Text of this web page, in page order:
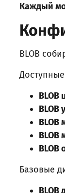
Каждый
BLOB
BLOB
BLOB
BLOB
Базовые
BLOB